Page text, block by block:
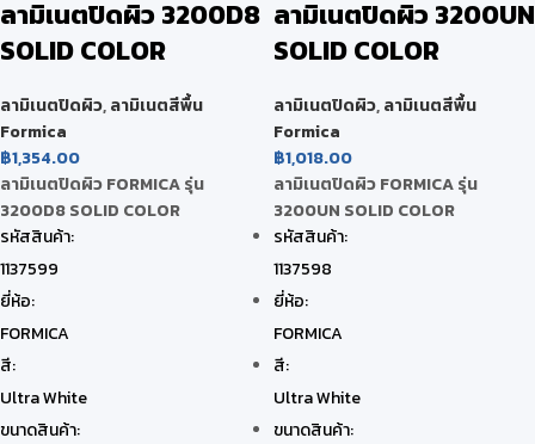
ลามิเนตปิดผิว 3200D8
SOLID COLOR
ลามิเนตปิดผิว,ลามิเนตสีพื้น
Formica
฿1,354.00
ลามิเนตปิดผิว FORMICA รุ่น
3200D8 SOLID COLOR
รหัสสินค้า:
1137599
ยี่ห้อ:
FORMICA
สี:
Ultra White
ขนาดสินค้า:
ลามิเนตปิดผิว 3200UN
SOLID COLOR
ลามิเนตปิดผิว,ลามิเนตสีพื้น
Formica
฿1,018.00
ลามิเนตปิดผิว FORMICA รุ่น
3200UN SOLID COLOR
รหัสสินค้า:
1137598
ยี่ห้อ:
FORMICA
สี:
Ultra White
ขนาดสินค้า: